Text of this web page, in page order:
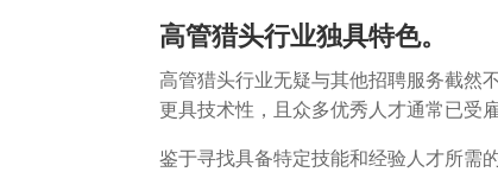
高管猎头行业独具特色。
高管猎头行业无疑与其他招聘服务截然
更具技术性，且众多优秀人才通常已受
鉴于寻找具备特定技能和经验人才所需